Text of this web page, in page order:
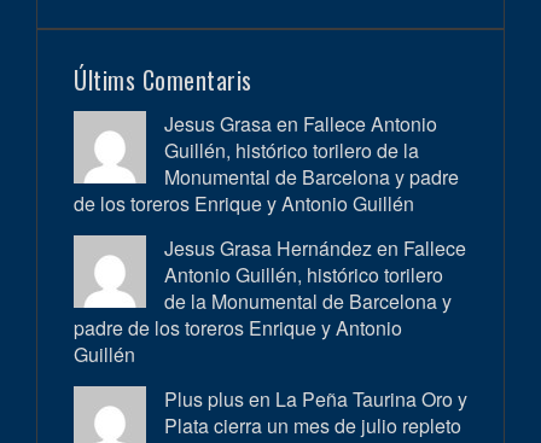
Últims Comentaris
Jesus Grasa en Fallece Antonio
Guillén, histórico torilero de la
Monumental de Barcelona y padre
de los toreros Enrique y Antonio Guillén
Jesus Grasa Hernández en Fallece
Antonio Guillén, histórico torilero
de la Monumental de Barcelona y
padre de los toreros Enrique y Antonio
Guillén
Plus plus en La Peña Taurina Oro y
Plata cierra un mes de julio repleto